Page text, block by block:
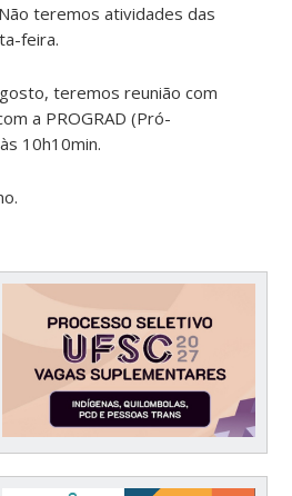
teremos atividades das
feira.
teremos reunião com
a PROGRAD (Pró-
10h10min.